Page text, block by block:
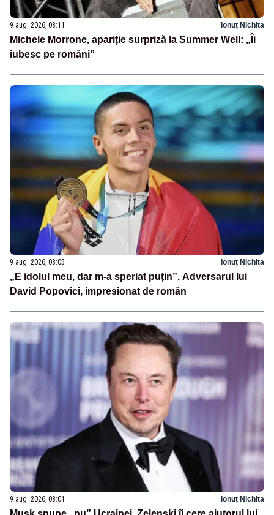
9 aug. 2026, 08:11 Ionuț Nichita
Michele Morrone, apariție surpriză la Summer Well: „Îi
iubesc pe români”
9 aug. 2026, 08:05 Ionuț Nichita
„E idolul meu, dar m-a speriat puțin”. Adversarul lui
David Popovici, impresionat de român
9 aug. 2026, 08:01 Ionuț Nichita